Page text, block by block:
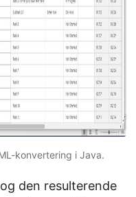
konvertering i Java.
den resulterende